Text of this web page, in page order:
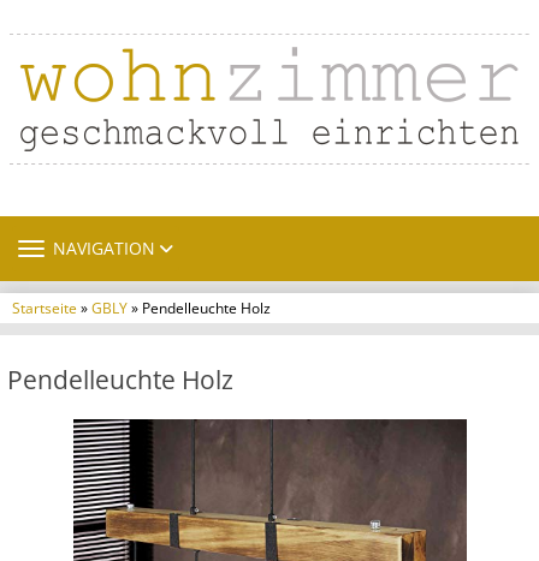
TOGGLE NAVIGATION
NAVIGATION
Startseite»GBLY» Pendelleuchte Holz
Pendelleuchte Holz